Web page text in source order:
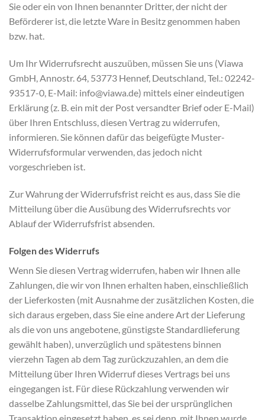
Sie oder ein von Ihnen benannter Dritter, der nicht der
Beförderer ist, die letzte Ware in Besitz genommen haben
bzw. hat.
Um Ihr Widerrufsrecht auszuüben, müssen Sie uns (Viawa
GmbH, Annostr. 64, 53773 Hennef, Deutschland, Tel.: 02242-
93517-0, E-Mail: info@viawa.de) mittels einer eindeutigen
Erklärung (z. B. ein mit der Post versandter Brief oder E-Mail)
über Ihren Entschluss, diesen Vertrag zu widerrufen,
informieren. Sie können dafür das beigefügte Muster-
Widerrufsformular verwenden, das jedoch nicht
vorgeschrieben ist.
Zur Wahrung der Widerrufsfrist reicht es aus, dass Sie die
Mitteilung über die Ausübung des Widerrufsrechts vor
Ablauf der Widerrufsfrist absenden.
Folgen des Widerrufs
Wenn Sie diesen Vertrag widerrufen, haben wir Ihnen alle
Zahlungen, die wir von Ihnen erhalten haben, einschließlich
der Lieferkosten (mit Ausnahme der zusätzlichen Kosten, die
sich daraus ergeben, dass Sie eine andere Art der Lieferung
als die von uns angebotene, günstigste Standardlieferung
gewählt haben), unverzüglich und spätestens binnen
vierzehn Tagen ab dem Tag zurückzuzahlen, an dem die
Mitteilung über Ihren Widerruf dieses Vertrags bei uns
eingegangen ist. Für diese Rückzahlung verwenden wir
dasselbe Zahlungsmittel, das Sie bei der ursprünglichen